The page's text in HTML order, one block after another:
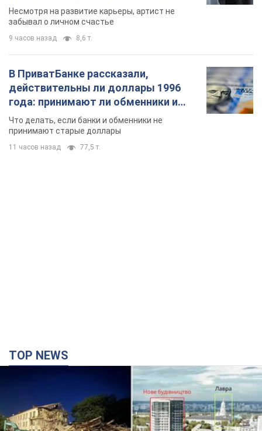
Несмотря на развитие карьеры, артист не
забывал о личном счастье
9 часов назад 8,6 т.
В ПриватБанке рассказали,
действительны ли доллары 1996
года: принимают ли обменники и
банки такие купюры
Что делать, если банки и обменники не
принимают старые доллары
11 часов назад 77,5 т.
TOP NEWS